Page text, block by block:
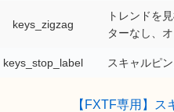
keys_zigzag
トレンドを
ターなし、
keys_stop_label スキャルピ
【FXTF専用】